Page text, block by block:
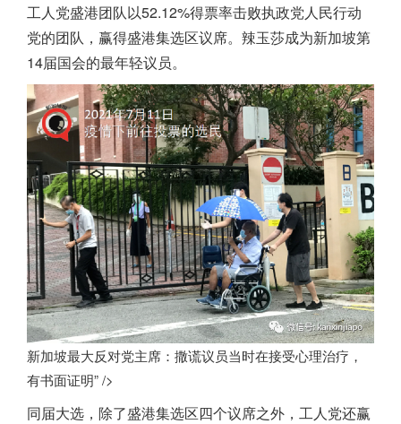
工人党盛港团队以52.12%得票率击败执政党人民行动
党的团队，赢得盛港集选区议席。辣玉莎成为新加坡第
14届国会的最年轻议员。
新加坡最大反对党主席：撒谎议员当时在接受心理治疗，
有书面证明” />
同届大选，除了盛港集选区四个议席之外，工人党还赢